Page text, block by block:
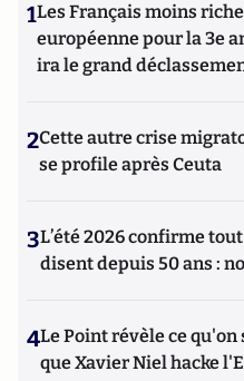
1Les Français moins
européenne pour la 3e
ira le grand
2Cette autre crise
se profile après Ceuta
3L’été 2026 confirme
disent depuis 50 ans :
4Le Point révèle ce
que Xavier Niel hacke